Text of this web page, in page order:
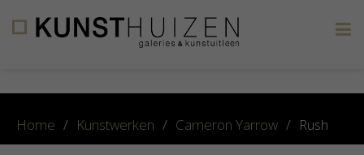
Home / Kunstwerken / Cameron Yarrow / Rush